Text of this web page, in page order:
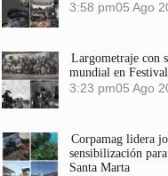
3:58 pm05 Ago
Largometraje con
mundial en
3:23 pm05 Ago
Corpamag lidera
sensibilización
Santa Marta